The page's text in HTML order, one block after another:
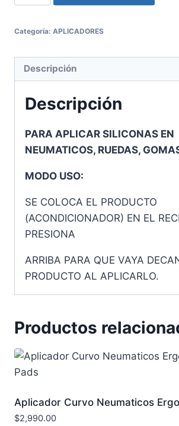
Categoría: APLICADORES
Descripción
Descripción
PARA APLICAR SILICONAS EN
NEUMATICOS, RUEDAS,
MODO USO:
SE COLOCA EL PRODUCTO
(ACONDICIONADOR) EN EL
PRESIONA
ARRIBA PARA QUE VAYA
PRODUCTO AL APLICARLO.
Productos
Aplicador Curvo Neumaticos
Pads
$2,990.00